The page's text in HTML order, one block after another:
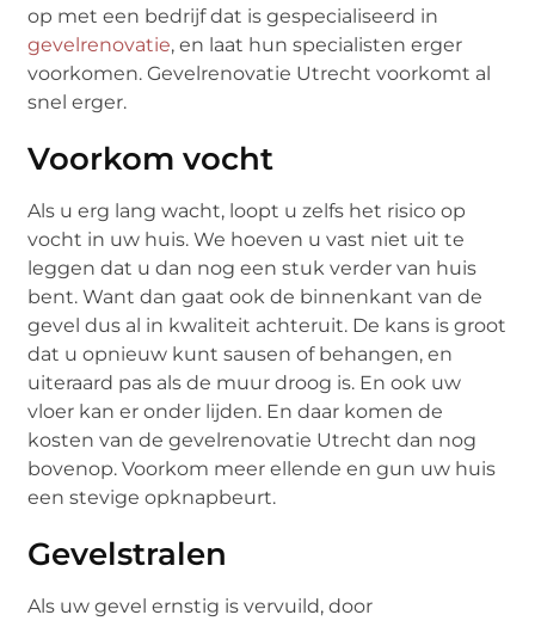
op met een bedrijf dat is gespecialiseerd in
gevelrenovatie, en laat hun specialisten erger
voorkomen. Gevelrenovatie Utrecht voorkomt al
snel erger.
Voorkom vocht
Als u erg lang wacht, loopt u zelfs het risico op
vocht in uw huis. We hoeven u vast niet uit te
leggen dat u dan nog een stuk verder van huis
bent. Want dan gaat ook de binnenkant van de
gevel dus al in kwaliteit achteruit. De kans is groot
dat u opnieuw kunt sausen of behangen, en
uiteraard pas als de muur droog is. En ook uw
vloer kan er onder lijden. En daar komen de
kosten van de gevelrenovatie Utrecht dan nog
bovenop. Voorkom meer ellende en gun uw huis
een stevige opknapbeurt.
Gevelstralen
Als uw gevel ernstig is vervuild, door